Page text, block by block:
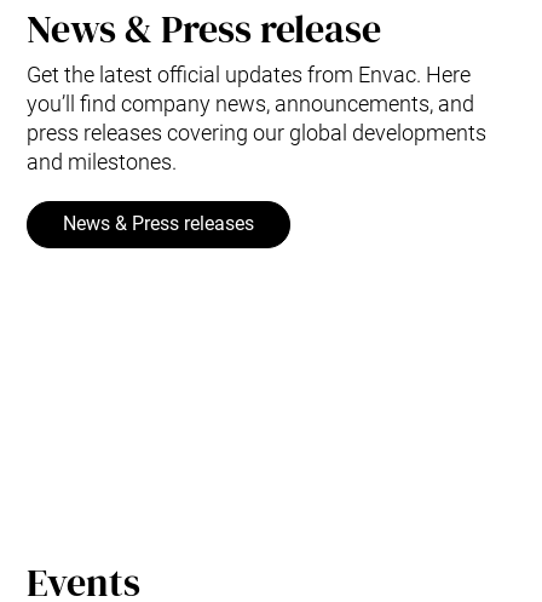
News & Press release
Get the latest official updates from Envac. Here
you’ll find company news, announcements, and
press releases covering our global developments
and milestones.
News & Press releases
Events